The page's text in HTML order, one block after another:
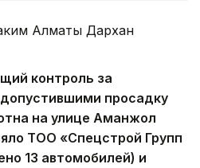
Алматы Дархан
контроль за
просадку
на улице Аманжол
ТОО «Спецстрой Групп
13 автомобилей) и